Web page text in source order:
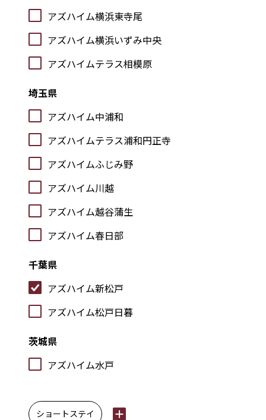
アズハイム横浜東寺尾
アズハイム横浜いずみ中央
アズハイムテラス相模原
埼玉県
アズハイム中浦和
アズハイムテラス浦和円正寺
アズハイムふじみ野
アズハイム川越
アズハイム越谷蒲生
アズハイム春日部
千葉県
アズハイム新松戸
アズハイム松戸日暮
茨城県
アズハイム水戸
ショートステイ